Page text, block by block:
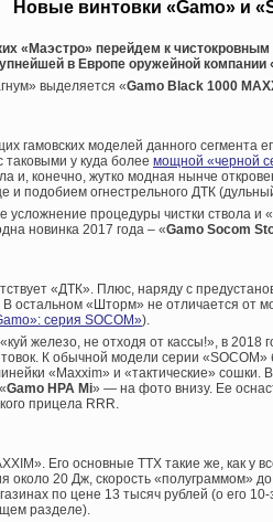
Новые винтовки «Gamo» и
«Маэстро» перейдем к
в Европе оружейной компании
выделяется «Gamo Black 1000
гамовских моделей данного сегмента
таковыми у куда более мощной «черной
и, конечно, жутко модная нынче
подобием огнестрельного ДТК
усложнение процедуры чистки ствола и
новинка 2017 года – «Gamo Socom
«ДТК». Плюс, наряду с
остальном «Шторм» не отличается от
серия SOCOM»).
железо, не отходя от кассы!», в
К обычной модели серии «SOCOM»
«Maxxim» и «тактические» сошки.
Gamo HPA Mi» — на фото внизу. Ее
прицела RRR.
Его основные ТТХ такие же, как у
около 20 Дж, скорость «полуграммом»
по цене 13 тысяч рублей (о его
разделе).